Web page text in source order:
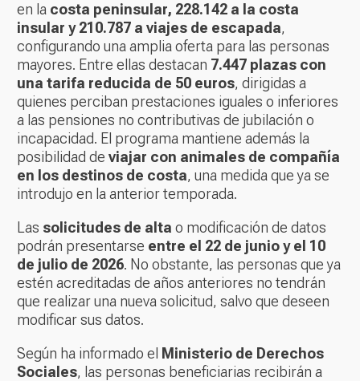
en la costa peninsular, 228.142 a la costa
insular y 210.787 a viajes de escapada,
configurando una amplia oferta para las personas
mayores. Entre ellas destacan 7.447 plazas con
una tarifa reducida de 50 euros, dirigidas a
quienes perciban prestaciones iguales o inferiores
a las pensiones no contributivas de jubilación o
incapacidad. El programa mantiene además la
posibilidad de viajar con animales de compañía
en los destinos de costa, una medida que ya se
introdujo en la anterior temporada.
Las solicitudes de alta o modificación de datos
podrán presentarse entre el 22 de junio y el 10
de julio de 2026. No obstante, las personas que ya
estén acreditadas de años anteriores no tendrán
que realizar una nueva solicitud, salvo que deseen
modificar sus datos.
Según ha informado el Ministerio de Derechos
Sociales, las personas beneficiarias recibirán a